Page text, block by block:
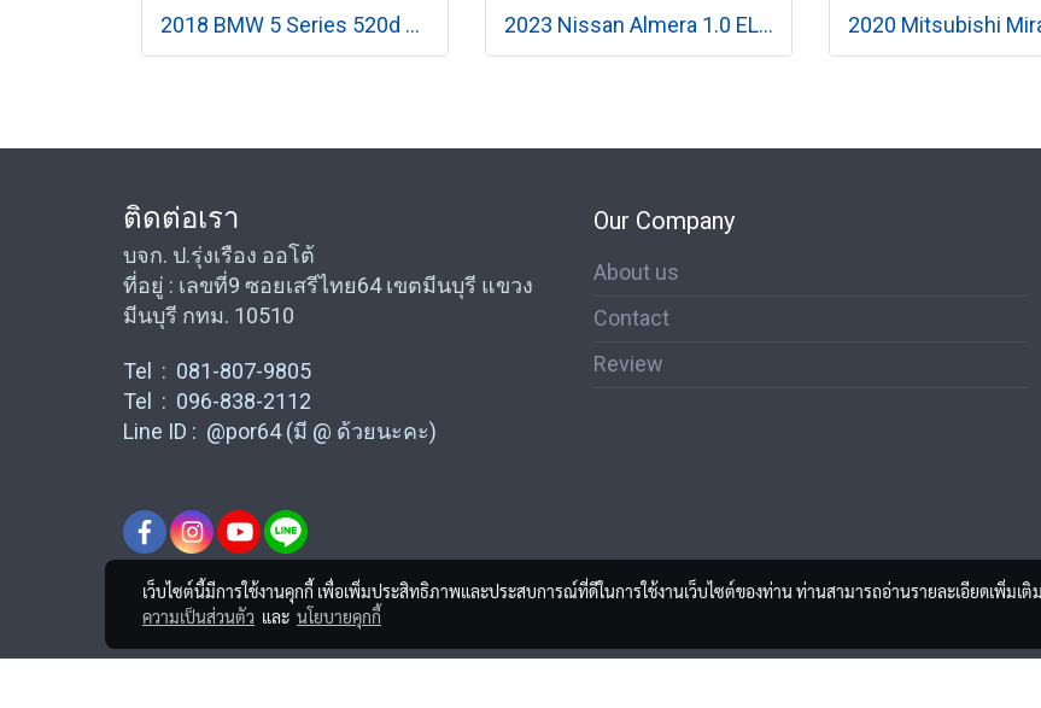
2018 BMW 5 Series 520d F10 2.0 M sport เกียร์ออโต้ ปี 2018 2023 Nissan Almera 1.0 EL เกียร์ออโต้
ติดต่อเรา
บจก. ป.รุ่งเรือง ออโต้
ที่อยู่ : เลขที่9 ซอยเสรีไทย64 เขตมีนบุรี แขวง
มีนบุรี กทม. 10510
Tel : 081-807-9805
Tel : 096-838-2112
Line ID : @por64 (มี @ ด้วยนะคะ)
Our Company
About us
Contact
Review
เว็บไซต์นี้มีการใช้งานคุกกี้ เพื่อเพิ่มประสิทธิภาพและประสบการณ์ที่ดีในการใช้งานเว็บไซต์ของท่าน ท่านสามารถอ่านรายละเอียดเพิ่มเติ
ความเป็นส่วนตัว และ นโยบายคุกกี้